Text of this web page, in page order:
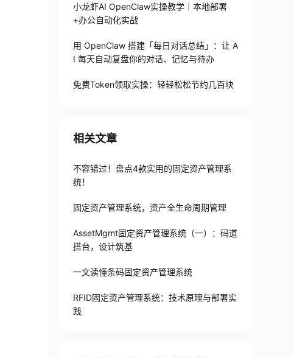
小龙虾AI OpenClaw实操教学｜本地部署
+办公自动化实战
用 OpenClaw 搭建「每日对话总结」：让 A
I 每天自动复盘你的对话、记忆与待办
免费Token领取实操：轻轻松松节约几百块
相关文章
不容错过！盘点4款实用的固定资产管理系
统！
固定资产管理系统，资产全生命周期管理
AssetMgmt固定资产管理系统（一）：码道
搭台，设计筑基
一文读懂条码固定资产管理系统
RFID固定资产管理系统：技术原理与部署实
践